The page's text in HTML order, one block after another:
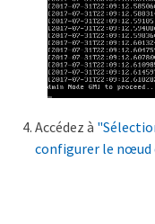
Accédez à
configurer le nœud